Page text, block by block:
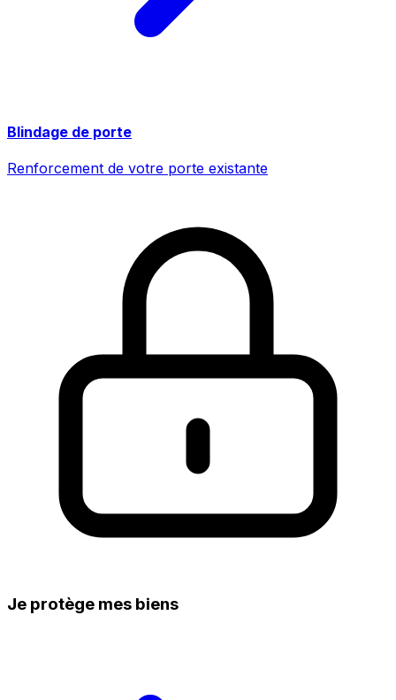
Blindage de porte
Renforcement de votre porte existante
Je protège mes biens